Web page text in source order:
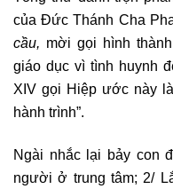
của Đức Thánh Cha
cầu, mời gọi hình
giáo dục vì tình huynh
XIV gọi Hiệp ước này
hành trình”.
Ngài nhắc lại bảy con
người ở trung tâm; 2/